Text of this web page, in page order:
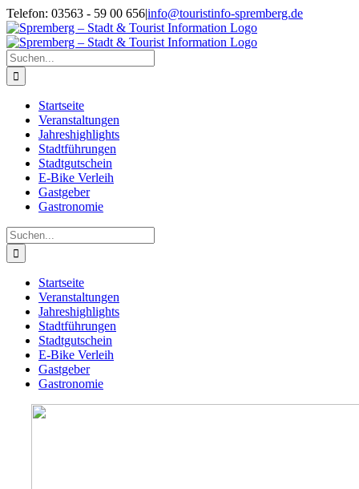
Zum
Inhalt
springen
Telefon: 03563 - 59 00 656|info@touristinfo-spremberg.de
Facebook
Instagram
Suche
nach:
Startseite
Veranstaltungen
Jahreshighlights
Stadtführungen
Stadtgutschein
E-Bike Verleih
Gastgeber
Gastronomie
Suche
nach:
Startseite
Veranstaltungen
Jahreshighlights
Stadtführungen
Stadtgutschein
E-Bike Verleih
Gastgeber
Gastronomie